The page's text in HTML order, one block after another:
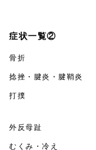
症状一覧②
骨折
捻挫・腱炎・腱鞘炎
打撲
外反母趾
むくみ・冷え